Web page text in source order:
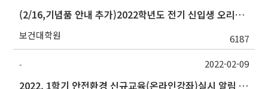
(2/16,기념품 안내 추가)2022학년도 전기 신입생 오리엔테이션(2022.2.16.(수)) 안내
보건대학원 6187
-
2022. 1학기 안전환경 신규교육(온라인강좌)실시 알림 (이화학 연구실 신입생 연구원 등 필수)
2022-02-09